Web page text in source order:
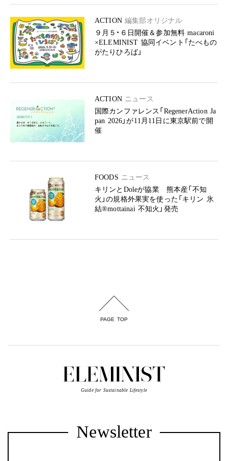
ACTION 編集部オリジナル
９月５・６日開催＆参加無料 macaroni
×ELEMINIST 協同イベント「たべもの
がたりひろば」
ACTION ニュース
国際カンファレンス「RegenerAction Ja
pan 2026」が11月11日に東京駅前で開
催
FOODS ニュース
キリンとDoleが協業 熊本産「不知
火」の規格外果実を使った「キリン 氷
結®mottainai 不知火」発売
PAGE TOP
Guide for Sustainable Lifestyle
Newsletter